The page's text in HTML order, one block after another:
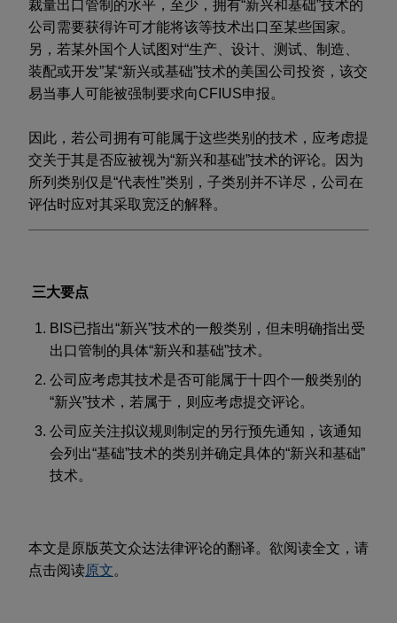
裁量出口管制的水平，至少，拥有“新兴和基础”技术的
公司需要获得许可才能将该等技术出口至某些国家。
另，若某外国个人试图对“生产、设计、测试、制造、
装配或开发”某“新兴或基础”技术的美国公司投资，该交
易当事人可能被强制要求向CFIUS申报。
因此，若公司拥有可能属于这些类别的技术，应考虑提
交关于其是否应被视为“新兴和基础”技术的评论。因为
所列类别仅是“代表性”类别，子类别并不详尽，公司在
评估时应对其采取宽泛的解释。
三大要点
BIS已指出“新兴”技术的一般类别，但未明确指出受
出口管制的具体“新兴和基础”技术。
公司应考虑其技术是否可能属于十四个一般类别的
“新兴”技术，若属于，则应考虑提交评论。
公司应关注拟议规则制定的另行预先通知，该通知
会列出“基础”技术的类别并确定具体的“新兴和基础”
技术。
本文是原版英文众达法律评论的翻译。欲阅读全文，请
点击阅读原文。